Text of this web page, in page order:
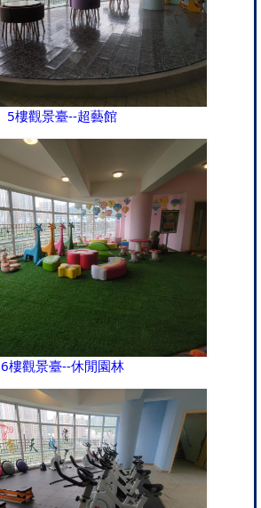
5樓觀景臺--超藝館
6樓觀景臺--休閒園林